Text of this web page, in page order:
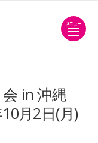
メニュー
in 沖縄
月2日(月)